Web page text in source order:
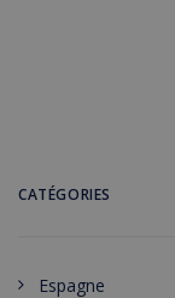
CATÉGORIES
Espagne